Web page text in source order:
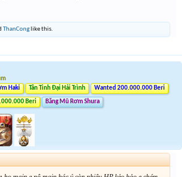
ThanConglike this.
Haki
Tân Tinh Đại Hải Trình Wanted 200.000.000 Beri
Beri Băng Mũ Rơm Shura